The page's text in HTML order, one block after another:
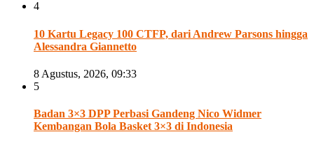
4
10 Kartu Legacy 100 CTFP, dari Andrew Parsons hingga
Alessandra Giannetto
8 Agustus, 2026, 09:33
5
Badan 3×3 DPP Perbasi Gandeng Nico Widmer
Kembangan Bola Basket 3×3 di Indonesia